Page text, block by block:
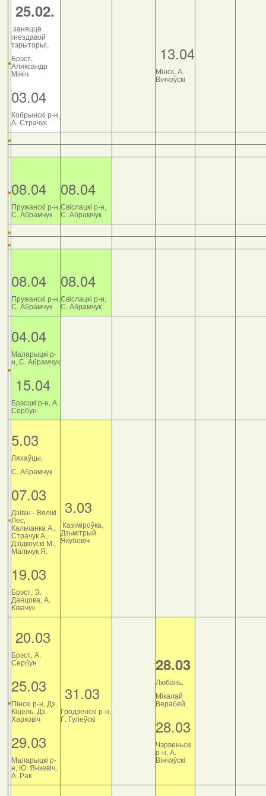
25.02.
заняццё
гнездавой
тэрыторыі,
Брэст,
Аляксандр
Мініч
03.04
Кобрынскі р-н,
А. Страчук
13.04
Мінск, А.
Вінчэўскі
08.04
Пружанскі р-н,
С. Абрамчук
08.04
Свіслацкі р-н,
С. Абрамчук
08.04
Пружанскі р-н,
С. Абрамчук
08.04
Свіслацкі р-н,
С. Абрамчук
04.04
Маларыцкі р-
н, С. Абрамчук
15.04
Брэсцкі р-н, А.
Сербун
5.03
Ляхаўцы,
С. Абрамчук
07.03
Дзiвiн - Вялiкi
Лес,
Кальчанка А.,
Страчук А.,
Дзiдкоускi М.,
Мальчук Я.
19.03
Брэст, Э.
Данцова, А.
Ківачук
3.03
Казіміроўка,
Дзьмітрый
Якубовіч
20.03
Брэст, А.
Сербун
25.03
Пінскі р-н, Дз.
Кіцель, Дз.
Харковіч
29.03
Маларыцкі р-
н, Ю. Янкевіч,
А. Рак
31.03
Гродзенскі р-н,
Г. Гулеўскі
28.03
Любань,
Мікалай
Верабей
28.03
Чэрвеньскі
р-н, А.
Вінчэўскі